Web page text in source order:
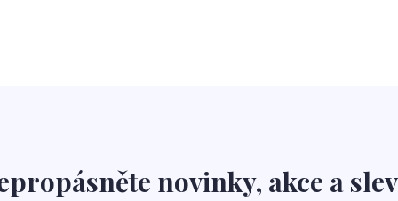
novinky, akce a